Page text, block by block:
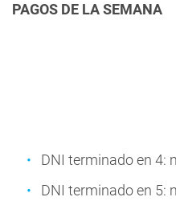
PAGOS DE LA SEMANA
DNI terminado en 4:
DNI terminado en 5: